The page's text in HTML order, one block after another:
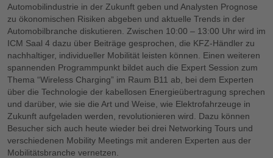
Automobilindustrie in der Zukunft geben und Analysten Prognose
zu ökonomischen Risiken abgeben und aktuelle Trends in der
Automobilbranche diskutieren. Zwischen 10:00 – 13:00 Uhr wird im
ICM Saal 4 dazu über Beiträge gesprochen, die KFZ-Händler zu
nachhaltiger, individueller Mobilität leisten können. Einen weiteren
spannenden Programmpunkt bildet auch die Expert Session zum
Thema “Wireless Charging” im Raum B11 ab, bei dem Experten
über die Technologie der kabellosen Energieübertragung sprechen
und darüber, wie sie die Art und Weise, wie Elektrofahrzeuge in
Zukunft aufgeladen werden, revolutionieren wird. Dazu können
Besucher sich auch heute wieder bei drei Networking Tours und
verschiedenen Mobility Meetings mit anderen Experten aus der
Mobilitätsbranche vernetzen.